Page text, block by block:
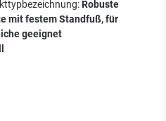
Robuste
mit festem Standfuß, für
geeignet